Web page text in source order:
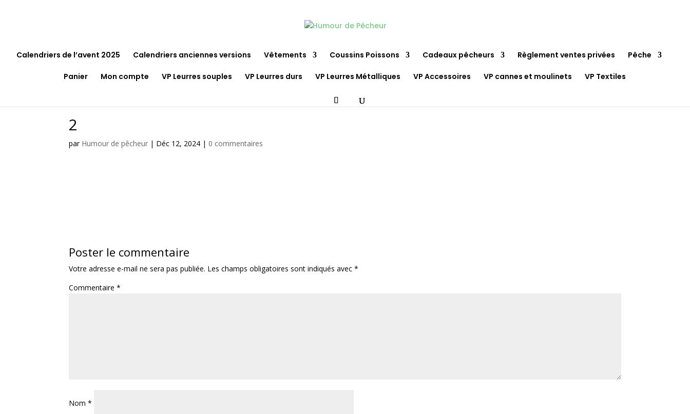
Calendriers de l’avent 2025 Calendriers anciennes versions Vêtements Coussins Poissons Cadeaux pêcheurs Règlement ventes privées Pêche
Panier Mon compte VP Leurres souples VP Leurres durs VP Leurres Métalliques VP Accessoires VP cannes et moulinets VP Textiles
2
par Humour de pêcheur | Déc 12, 2024 | 0 commentaires
Poster le commentaire
Votre adresse e-mail ne sera pas publiée. Les champs obligatoires sont indiqués avec*
Commentaire*
Nom*